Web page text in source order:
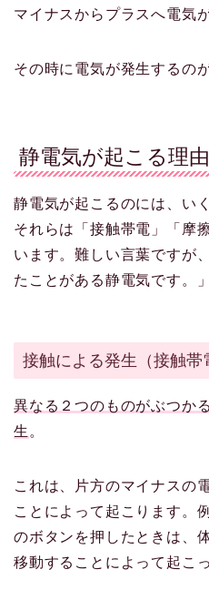
マイナスからプラスへ電気
その時に電気が発生するの
静電気が起こる理由
静電気が起こるのには、い
それらは「接触帯電」「摩
います。難しい言葉ですが
たことがある静電気です。」
接触による発生（接触帯
異なる２つのものがぶつか
生 。
これは、片方のマイナスの
ことによって起こります。
のボタンを押したときは、
移動することによって起こ